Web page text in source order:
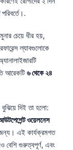
পরিবর্তে।.
চেয়ে ধীর হয়,
ল্যাবগুলোকে
আরেকটি ৬ থেকে ২৪
দিই তা হলো:
ওয়েলনেস
জন্য। এই কার্যক্রমগত
বেশি গুরুত্বপূর্ণ, এবং